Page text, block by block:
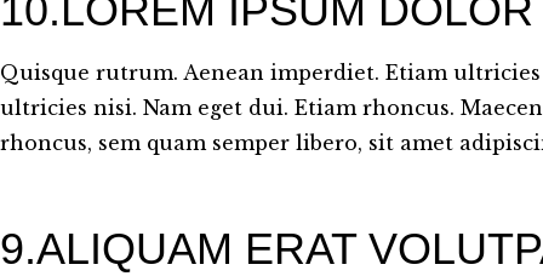
10.LOREM IPSUM
Quisque rutrum. Aenean imperdiet. Etiam
ultricies nisi. Nam eget dui. Etiam rhoncus.
rhoncus, sem quam semper libero, sit amet
9.ALIQUAM ERAT